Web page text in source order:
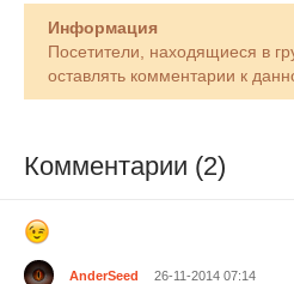
Информация
Посетители, находящиеся в
оставлять комментарии к
Комментарии (2)
AnderSeed 26-11-2014 07:14